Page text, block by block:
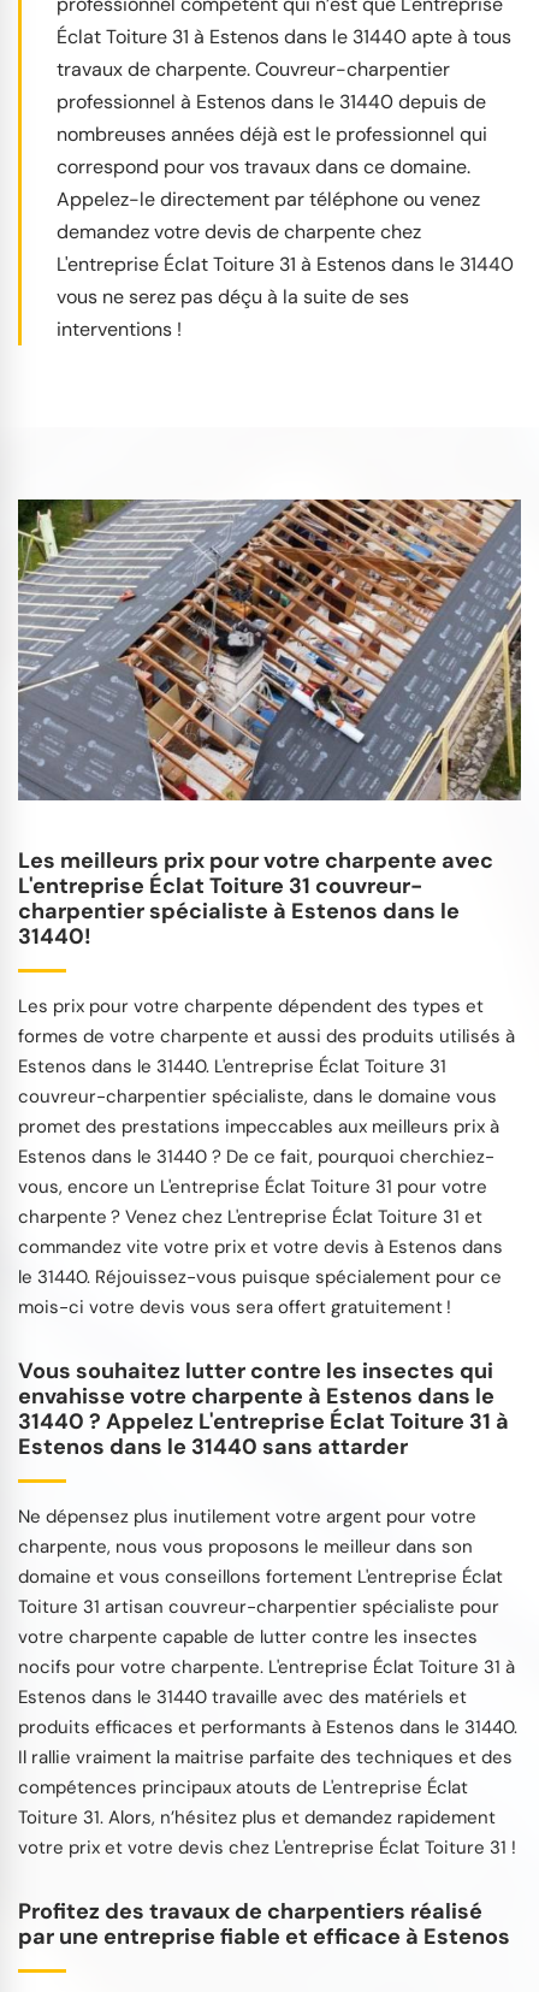
Éclat Toiture 31 à Estenos dans le 31440 apte à tous
travaux de charpente. Couvreur-charpentier
professionnel à Estenos dans le 31440 depuis de
nombreuses années déjà est le professionnel qui
correspond pour vos travaux dans ce domaine.
Appelez-le directement par téléphone ou venez
demandez votre devis de charpente chez
L'entreprise Éclat Toiture 31 à Estenos dans le 31440
vous ne serez pas déçu à la suite de ses
interventions !
Les meilleurs prix pour votre charpente avec
L'entreprise Éclat Toiture 31 couvreur-
charpentier spécialiste à Estenos dans le
31440!
Les prix pour votre charpente dépendent des types et
formes de votre charpente et aussi des produits utilisés à
Estenos dans le 31440. L'entreprise Éclat Toiture 31
couvreur-charpentier spécialiste, dans le domaine vous
promet des prestations impeccables aux meilleurs prix à
Estenos dans le 31440 ? De ce fait, pourquoi cherchiez-
vous, encore un L'entreprise Éclat Toiture 31 pour votre
charpente ? Venez chez L'entreprise Éclat Toiture 31 et
commandez vite votre prix et votre devis à Estenos dans
le 31440. Réjouissez-vous puisque spécialement pour ce
mois-ci votre devis vous sera offert gratuitement !
Vous souhaitez lutter contre les insectes qui
envahisse votre charpente à Estenos dans le
31440 ? Appelez L'entreprise Éclat Toiture 31 à
Estenos dans le 31440 sans attarder
Ne dépensez plus inutilement votre argent pour votre
charpente, nous vous proposons le meilleur dans son
domaine et vous conseillons fortement L'entreprise Éclat
Toiture 31 artisan couvreur-charpentier spécialiste pour
votre charpente capable de lutter contre les insectes
nocifs pour votre charpente. L'entreprise Éclat Toiture 31 à
Estenos dans le 31440 travaille avec des matériels et
produits efficaces et performants à Estenos dans le 31440.
Il rallie vraiment la maitrise parfaite des techniques et des
compétences principaux atouts de L'entreprise Éclat
Toiture 31. Alors, n’hésitez plus et demandez rapidement
votre prix et votre devis chez L'entreprise Éclat Toiture 31 !
Profitez des travaux de charpentiers réalisé
par une entreprise fiable et efficace à Estenos